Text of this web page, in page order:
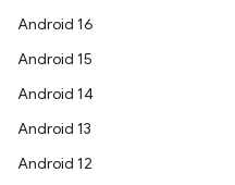
Android 16
Android 15
Android 14
Android 13
Android 12